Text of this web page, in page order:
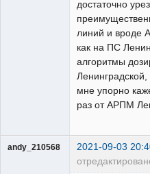
достаточно
линий и вроде
как на ПС
алгоритмы
мне упорно
раз от АРПМ
andy_210568 2021-09-03